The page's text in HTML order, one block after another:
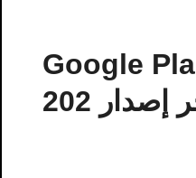
تحميل برنامج Google Pla
y للكمبيوتر آخر إصدار 202